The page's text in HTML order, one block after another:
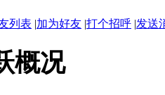
列表 |加为好友 |打个招呼 |发送
概况